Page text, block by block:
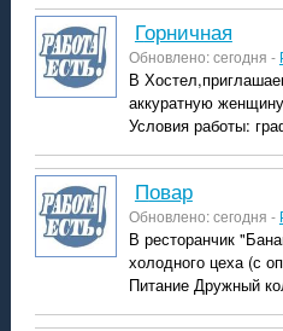
горничная
Обновлено: сегодня -
В
аккуратную
Условия работы:
повар
Обновлено: сегодня -
В ресторанчик
холодного цеха (с
Питание Дружный